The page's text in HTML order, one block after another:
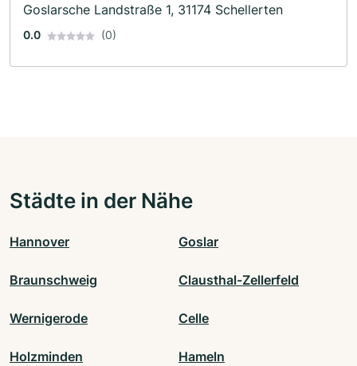
Goslarsche Landstraße 1, 31174 Schellerten
0.0 (0)
Städte in der Nähe
Hannover Goslar
Braunschweig Clausthal-Zellerfeld
Wernigerode Celle
Holzminden Hameln